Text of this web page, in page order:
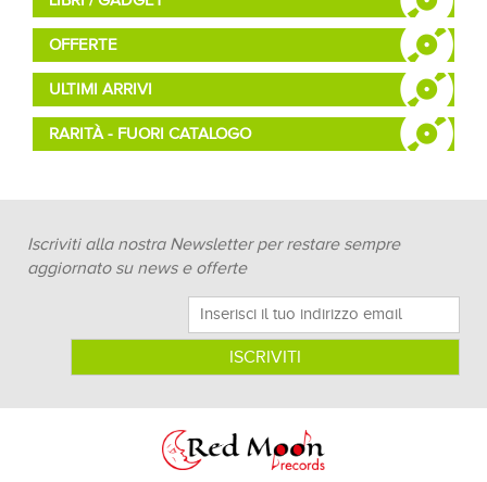
OFFERTE
ULTIMI ARRIVI
RARITÀ - FUORI CATALOGO
Iscriviti alla nostra Newsletter per restare sempre
aggiornato su news e offerte